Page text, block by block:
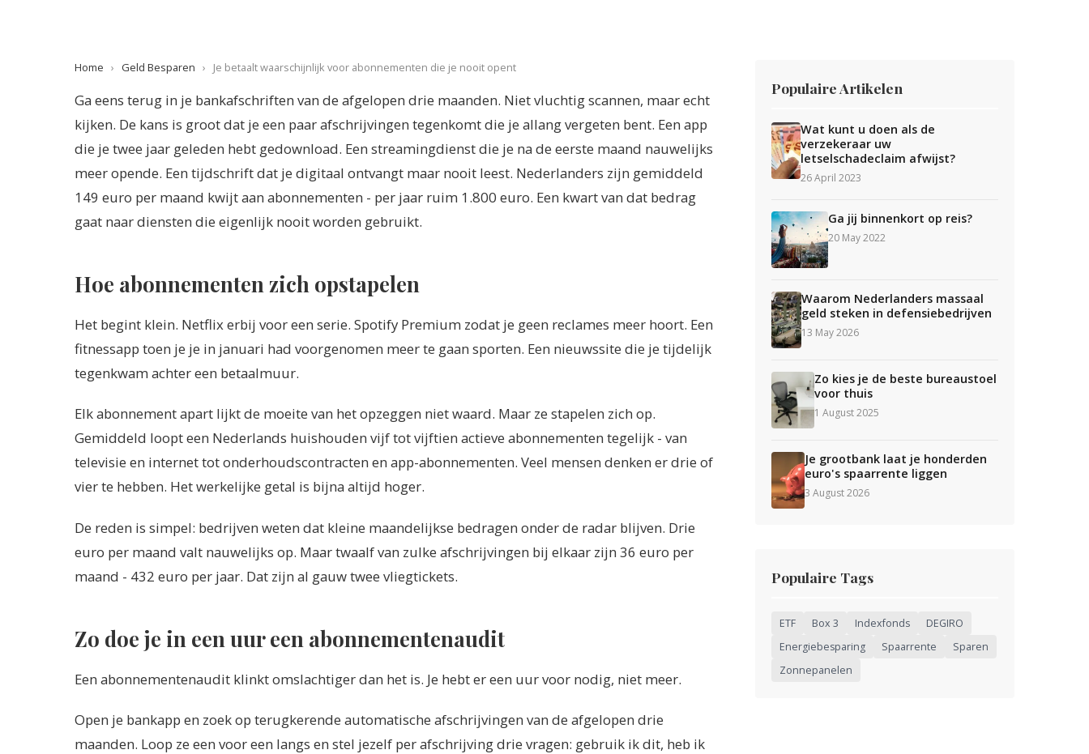
Home › Geld Besparen › Je betaalt waarschijnlijk voor abonnementen die je nooit opent
Ga eens terug in je bankafschriften van de afgelopen drie maanden. Niet vluchtig scannen, maar echt
kijken. De kans is groot dat je een paar afschrijvingen tegenkomt die je allang vergeten bent. Een app
die je twee jaar geleden hebt gedownload. Een streamingdienst die je na de eerste maand nauwelijks
meer opende. Een tijdschrift dat je digitaal ontvangt maar nooit leest. Nederlanders zijn gemiddeld
149 euro per maand kwijt aan abonnementen - per jaar ruim 1.800 euro. Een kwart van dat bedrag
gaat naar diensten die eigenlijk nooit worden gebruikt.
Hoe abonnementen zich opstapelen
Het begint klein. Netflix erbij voor een serie. Spotify Premium zodat je geen reclames meer hoort. Een
fitnessapp toen je je in januari had voorgenomen meer te gaan sporten. Een nieuwssite die je tijdelijk
tegenkwam achter een betaalmuur.
Elk abonnement apart lijkt de moeite van het opzeggen niet waard. Maar ze stapelen zich op.
Gemiddeld loopt een Nederlands huishouden vijf tot vijftien actieve abonnementen tegelijk - van
televisie en internet tot onderhoudscontracten en app-abonnementen. Veel mensen denken er drie of
vier te hebben. Het werkelijke getal is bijna altijd hoger.
De reden is simpel: bedrijven weten dat kleine maandelijkse bedragen onder de radar blijven. Drie
euro per maand valt nauwelijks op. Maar twaalf van zulke afschrijvingen bij elkaar zijn 36 euro per
maand - 432 euro per jaar. Dat zijn al gauw twee vliegtickets.
Zo doe je in een uur een abonnementenaudit
Een abonnementenaudit klinkt omslachtiger dan het is. Je hebt er een uur voor nodig, niet meer.
Open je bankapp en zoek op terugkerende automatische afschrijvingen van de afgelopen drie
maanden. Loop ze een voor een langs en stel jezelf per afschrijving drie vragen: gebruik ik dit, heb ik
Populaire Artikelen
Wat kunt u doen als de
verzekeraar uw
letselschadeclaim afwijst?
26 April 2023
Ga jij binnenkort op reis?
20 May 2022
Waarom Nederlanders massaal
geld steken in defensiebedrijven
13 May 2026
Zo kies je de beste bureaustoel
voor thuis
1 August 2025
Je grootbank laat je honderden
euro's spaarrente liggen
3 August 2026
Populaire Tags
ETF Box 3 Indexfonds
DEGIRO
Energiebesparing
Spaarrente
Sparen
Zonnepanelen